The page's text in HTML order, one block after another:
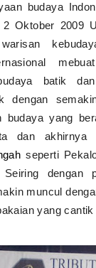
budaya
2 Oktober 2009
batik
dengan
budaya yang
dan akhirnya
seperti
dengan
muncul
yang